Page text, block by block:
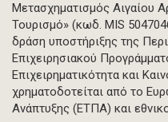
Μετασχηματισμός Αιγαίου
Τουρισμό» (κωδ. MIS
δράση υποστήριξης της
Επιχειρησιακού
Επιχειρηματικότητα και
χρηματοδοτείται από το
Ανάπτυξης (ΕΤΠΑ) και